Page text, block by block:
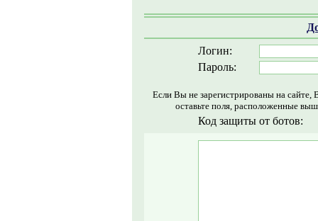
Логин:
Пароль:
Если Вы не зарегистрированы на
оставьте поля, расположенные
Код защиты от ботов: